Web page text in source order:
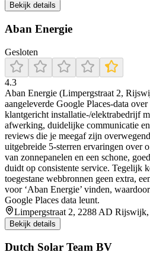
Bekijk details
Aban Energie
Gesloten
4.3
Aban Energie (Limpergstraat 2,
aangeleverde Google Places-data
klantgericht installatie-/elektrabedrijf
afwerking, duidelijke communicatie
reviews die je meegaf zijn
uitgebreide 5-sterren ervaringen over
van zonnepanelen en een schone,
duidt op consistente service. Tegelijk
toegestane webbronnen geen extra,
voor ‘Aban Energie’ vinden,
Google Places data leunt.
Limpergstraat 2, 2288 AD Rijswijk,
Bekijk details
Dutch Solar Team BV